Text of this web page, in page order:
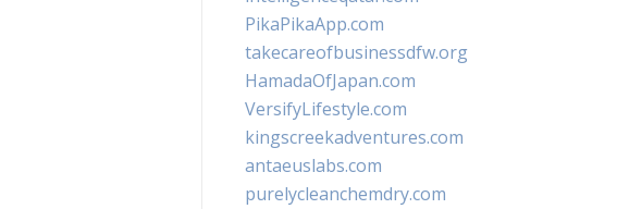
PikaPikaApp.com
takecareofbusinessdfw.org
HamadaOfJapan.com
VersifyLifestyle.com
kingscreekadventures.com
antaeuslabs.com
purelycleanchemdry.com